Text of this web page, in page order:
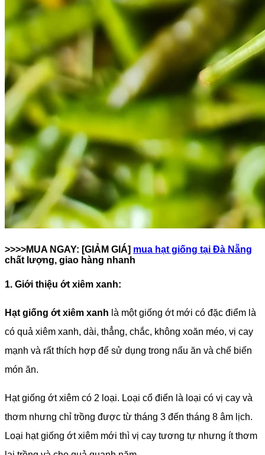
>>>>MUA NGAY: [GIẢM GIÁ] mua hạt giống tại Đà Nẵng
chất lượng, giao hàng nhanh
1. Giới thiệu ớt xiêm xanh:
Hạt giống ớt xiêm xanh là một giống ớt mới có đặc điểm là
có quả xiêm xanh, dài, thẳng, chắc, không xoăn méo, vị cay
mạnh và rất thích hợp để sử dụng trong nấu ăn và chế biến
món ăn.
Hạt giống ớt xiêm có 2 loại. Loại cổ điển là loại có vị cay và
thơm nhưng chỉ trồng được từ tháng 3 đến tháng 8 âm lịch.
Loại hạt giống ớt xiêm mới thì vị cay tương tự nhưng ít thơm